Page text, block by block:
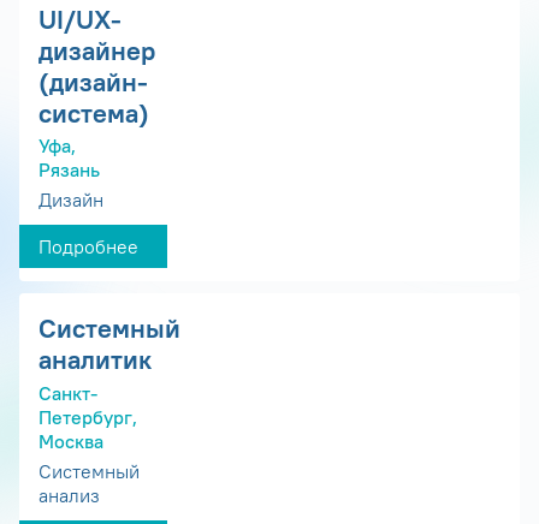
UI/UX-
дизайнер
(дизайн-
система)
Уфа,
Рязань
Дизайн
Подробнее
Системный
аналитик
Санкт-
Петербург,
Москва
Системный
анализ